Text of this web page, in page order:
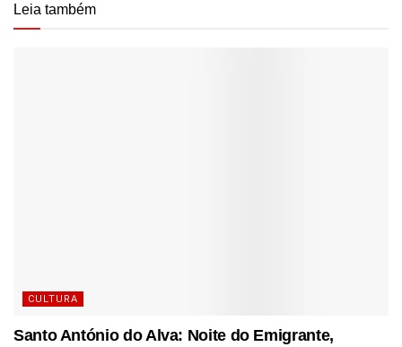
Leia também
CULTURA
Santo António do Alva: Noite do Emigrante,